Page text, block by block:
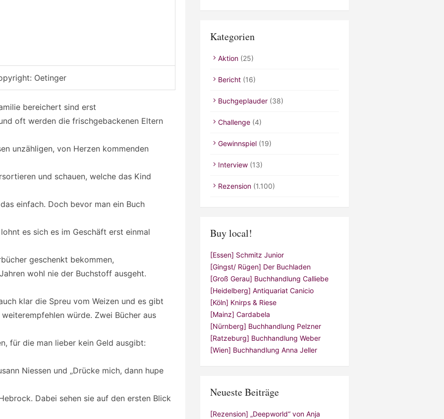
Oetinger
bereichert sind erst
oft werden die frischgebackenen Eltern
unzähligen, von Herzen kommenden
und schauen, welche das Kind
einfach. Doch bevor man ein Buch
es sich es im Geschäft erst einmal
geschenkt bekommen,
wohl nie der Buchstoff ausgeht.
klar die Spreu vom Weizen und es gibt
würde. Zwei Bücher aus
für die man lieber kein Geld ausgibt:
Niessen und „Drücke mich, dann hupe
Dabei sehen sie auf den ersten Blick
Kategorien
Aktion (25)
Bericht (16)
Buchgeplauder (38)
Challenge (4)
Gewinnspiel (19)
Interview (13)
Rezension (1.100)
Buy local!
[Essen] Schmitz Junior
[Gingst/ Rügen] Der Buchladen
[Groß Gerau] Buchhandlung Calliebe
[Heidelberg] Antiquariat Canicio
[Köln] Knirps & Riese
[Mainz] Cardabela
[Nürnberg] Buchhandlung Pelzner
[Ratzeburg] Buchhandlung Weber
[Wien] Buchhandlung Anna Jeller
Neueste Beiträge
[Rezension] „Deepworld“ von Anja